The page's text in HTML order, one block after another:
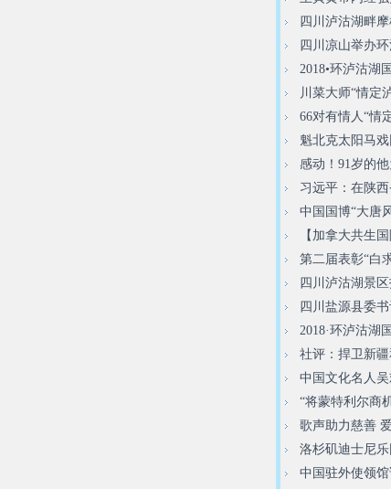
四川泸沽湖畔
四川凉山举办
2018•环泸沽湖
川菜大师“情定
66对有情人“情
魁北克太阳马
感动！91岁的
习远平：在陕
中国国博“大唐
【加拿大共生
第二届表彰“白
四川泸沽湖景
四川盐源县委
2018·环泸沽湖
社评：捍卫新
中国文化名人
“将蒙特利尔商
歌声助力慈善
洛杉矶迪士尼
中国驻外使领